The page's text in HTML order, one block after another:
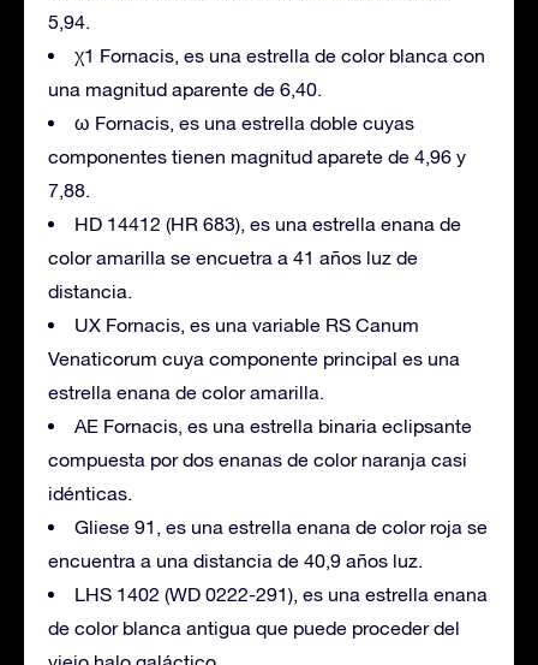
5,94.
χ1 Fornacis, es una estrella de color blanca con
una magnitud aparente de 6,40.
ω Fornacis, es una estrella doble cuyas
componentes tienen magnitud aparete de 4,96 y
7,88.
HD 14412 (HR 683), es una estrella enana de
color amarilla se encuetra a 41 años luz de
distancia.
UX Fornacis, es una variable RS Canum
Venaticorum cuya componente principal es una
estrella enana de color amarilla.
AE Fornacis, es una estrella binaria eclipsante
compuesta por dos enanas de color naranja casi
idénticas.
Gliese 91, es una estrella enana de color roja se
encuentra a una distancia de 40,9 años luz.
LHS 1402 (WD 0222-291), es una estrella enana
de color blanca antigua que puede proceder del